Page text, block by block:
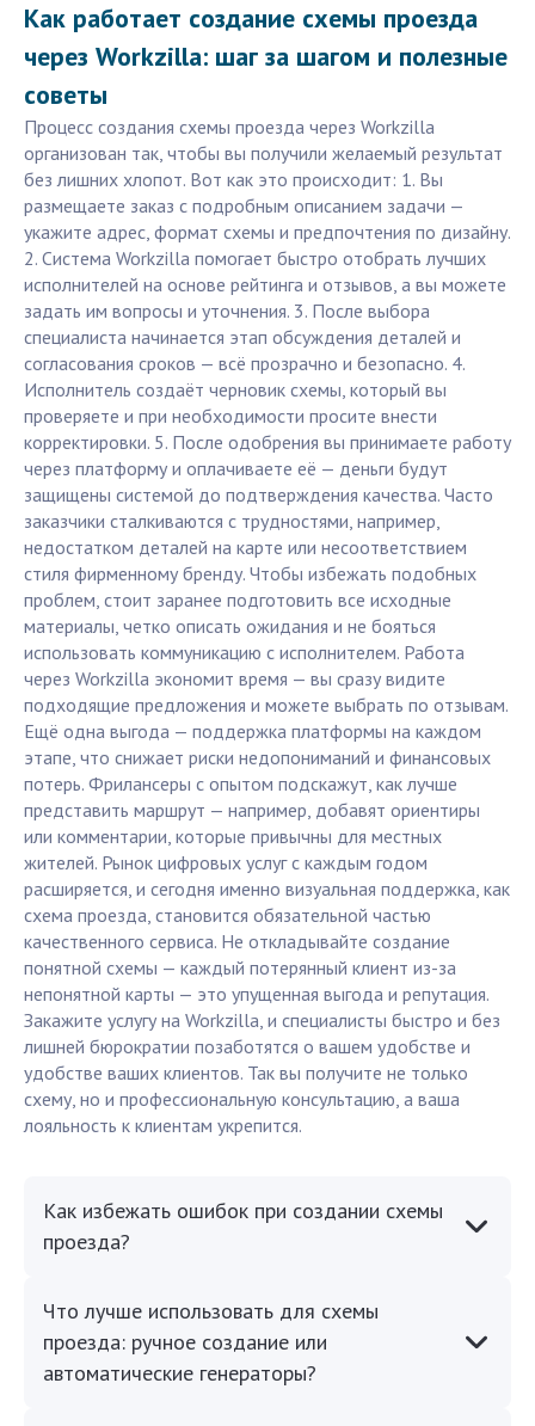
Как работает создание схемы проезда
через Workzilla: шаг за шагом и полезные
советы
Процесс создания схемы проезда через Workzilla
организован так, чтобы вы получили желаемый результат
без лишних хлопот. Вот как это происходит: 1. Вы
размещаете заказ с подробным описанием задачи —
укажите адрес, формат схемы и предпочтения по дизайну.
2. Система Workzilla помогает быстро отобрать лучших
исполнителей на основе рейтинга и отзывов, а вы можете
задать им вопросы и уточнения. 3. После выбора
специалиста начинается этап обсуждения деталей и
согласования сроков — всё прозрачно и безопасно. 4.
Исполнитель создаёт черновик схемы, который вы
проверяете и при необходимости просите внести
корректировки. 5. После одобрения вы принимаете работу
через платформу и оплачиваете её — деньги будут
защищены системой до подтверждения качества. Часто
заказчики сталкиваются с трудностями, например,
недостатком деталей на карте или несоответствием
стиля фирменному бренду. Чтобы избежать подобных
проблем, стоит заранее подготовить все исходные
материалы, четко описать ожидания и не бояться
использовать коммуникацию с исполнителем. Работа
через Workzilla экономит время — вы сразу видите
подходящие предложения и можете выбрать по отзывам.
Ещё одна выгода — поддержка платформы на каждом
этапе, что снижает риски недопониманий и финансовых
потерь. Фрилансеры с опытом подскажут, как лучше
представить маршрут — например, добавят ориентиры
или комментарии, которые привычны для местных
жителей. Рынок цифровых услуг с каждым годом
расширяется, и сегодня именно визуальная поддержка, как
схема проезда, становится обязательной частью
качественного сервиса. Не откладывайте создание
понятной схемы — каждый потерянный клиент из-за
непонятной карты — это упущенная выгода и репутация.
Закажите услугу на Workzilla, и специалисты быстро и без
лишней бюрократии позаботятся о вашем удобстве и
удобстве ваших клиентов. Так вы получите не только
схему, но и профессиональную консультацию, а ваша
лояльность к клиентам укрепится.
Как избежать ошибок при создании схемы
проезда?
Что лучше использовать для схемы
проезда: ручное создание или
автоматические генераторы?